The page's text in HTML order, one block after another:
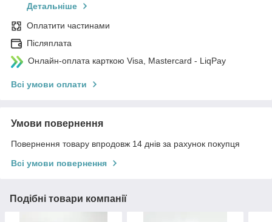
Детальніше
Оплатити частинами
Післяплата
Онлайн-оплата карткою Visa, Mastercard - LiqPay
Всі умови оплати
Умови повернення
Повернення товару впродовж 14 днів за рахунок покупця
Всі умови повернення
Подібні товари компанії